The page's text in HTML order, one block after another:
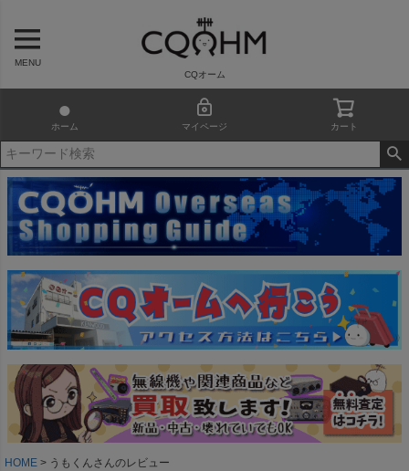
MENU
CQオーム
ホーム マイページ カート
HOME うもくんさんのレビュー